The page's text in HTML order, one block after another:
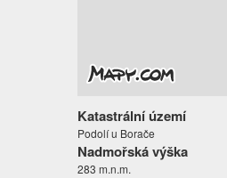
Katastrální území
Podolí u Borače
Nadmořská výška
283 m.n.m.